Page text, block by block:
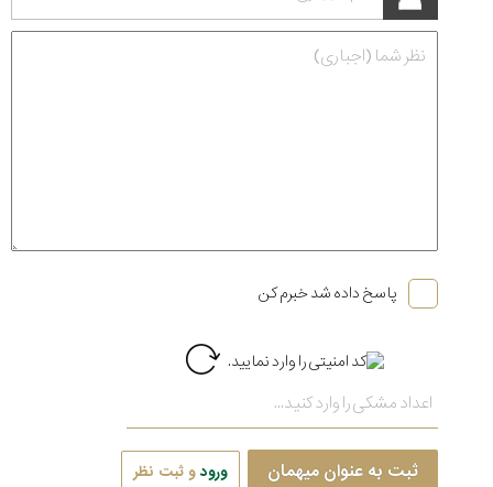
پاسخ داده شد خبرم کن
ثبت به عنوان میهمان ورودو ثبت نظر